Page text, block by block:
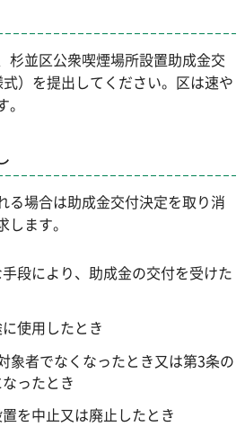
杉並区公衆喫煙場所設置助成金交
）を提出してください。区は速や
る場合は助成金交付決定を取り消
ます。
段により、助成金の交付を受けた
使用したとき
象者でなくなったとき又は第3条の
ったとき
を中止又は廃止したとき